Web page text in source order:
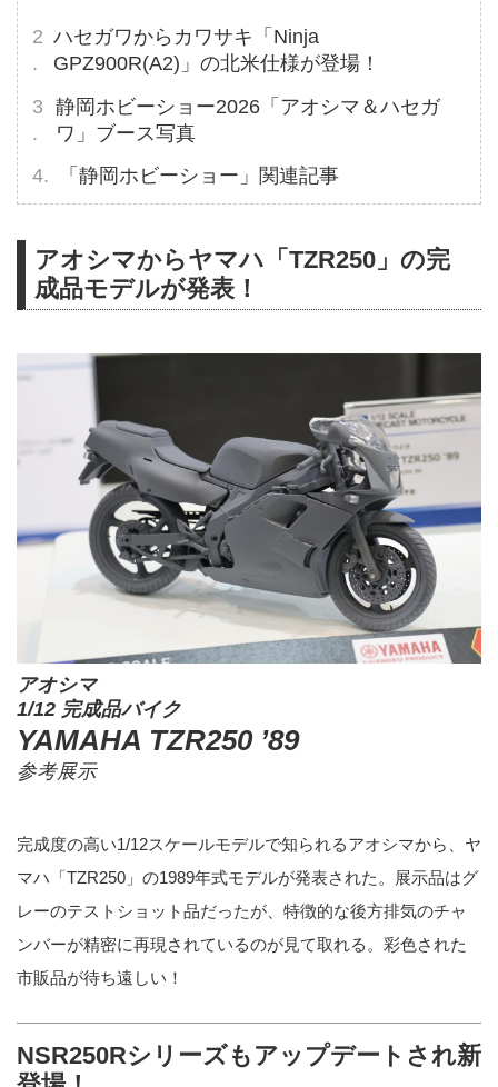
ハセガワからカワサキ「Ninja
GPZ900R(A2)」の北米仕様が登場！
静岡ホビーショー2026「アオシマ＆ハセガ
ワ」ブース写真
「静岡ホビーショー」関連記事
アオシマからヤマハ「TZR250」の完
成品モデルが発表！
アオシマ
1/12 完成品バイク
YAMAHA TZR250 ’89
参考展示
完成度の高い1/12スケールモデルで知られるアオシマから、ヤ
マハ「TZR250」の1989年式モデルが発表された。展示品はグ
レーのテストショット品だったが、特徴的な後方排気のチャ
ンバーが精密に再現されているのが見て取れる。彩色された
市販品が待ち遠しい！
NSR250Rシリーズもアップデートされ新